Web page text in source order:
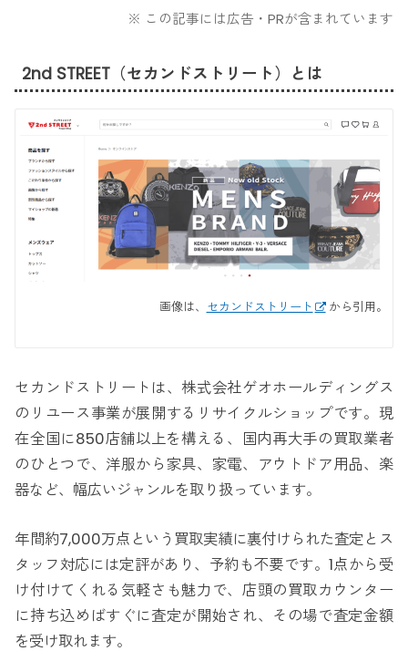
※ この記事には広告・PRが含まれています
2nd STREET（セカンドストリート）とは
画像は、 セカンドストリート から引用。
セカンドストリートは、株式会社ゲオホールディングス
のリユース事業が展開するリサイクルショップです。現
在全国に850店舗以上を構える、国内再大手の買取業者
のひとつで、洋服から家具、家電、アウトドア用品、楽
器など、幅広いジャンルを取り扱っています。
年間約7,000万点という買取実績に裏付けられた査定とス
タッフ対応には定評があり、予約も不要です。1点から受
け付けてくれる気軽さも魅力で、店頭の買取カウンター
に持ち込めばすぐに査定が開始され、その場で査定金額
を受け取れます。